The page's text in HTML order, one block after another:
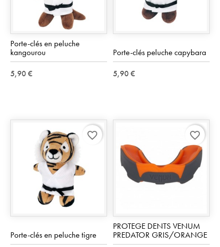
Porte-clés en peluche
kangourou
5,90 €
Porte-clés peluche capybara
5,90 €
Porte-clés en peluche tigre
favorite_border
PROTEGE DENTS VENUM
PREDATOR GRIS/ORANGE
favorite_border